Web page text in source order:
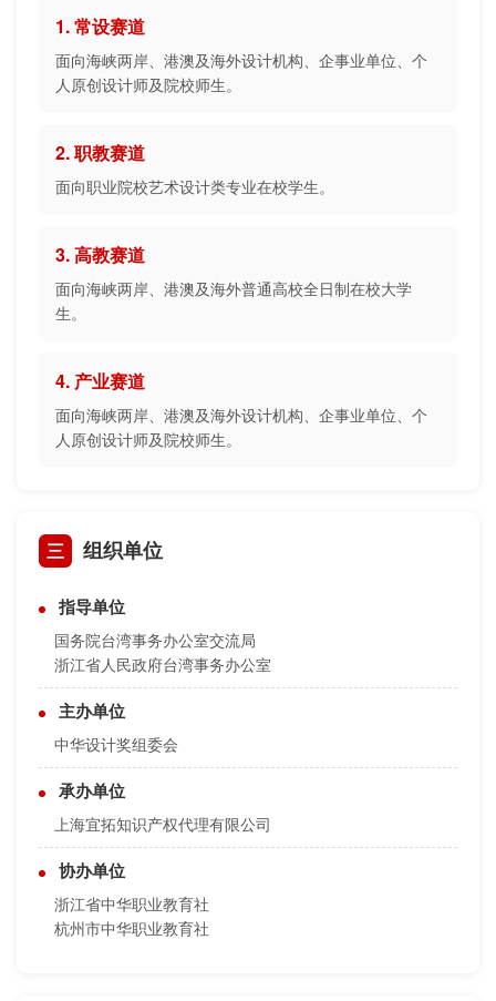
1. 常设赛道
面向海峡两岸、港澳及海外设计机构、企事业单位、个
人原创设计师及院校师生。
2. 职教赛道
面向职业院校艺术设计类专业在校学生。
3. 高教赛道
面向海峡两岸、港澳及海外普通高校全日制在校大学
生。
4. 产业赛道
面向海峡两岸、港澳及海外设计机构、企事业单位、个
人原创设计师及院校师生。
三 组织单位
指导单位
国务院台湾事务办公室交流局
浙江省人民政府台湾事务办公室
主办单位
中华设计奖组委会
承办单位
上海宜拓知识产权代理有限公司
协办单位
浙江省中华职业教育社
杭州市中华职业教育社